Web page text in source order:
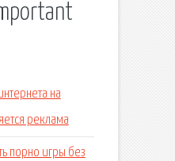
на
реклама
порно игры без